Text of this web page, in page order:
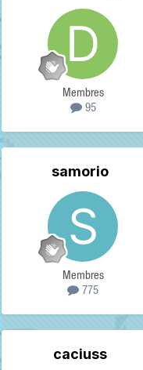
Membres
95
samorio
Membres
775
caciuss